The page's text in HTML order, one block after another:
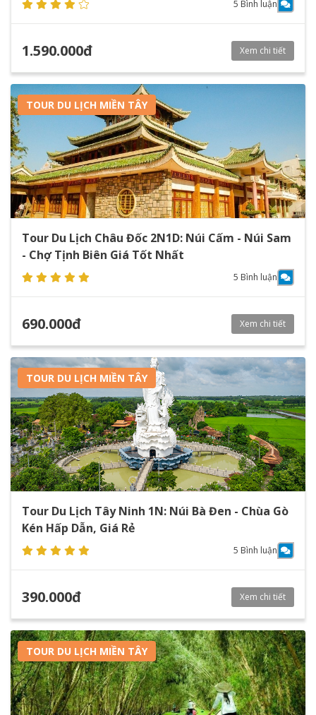
5 Bình luận
1.590.000đ Xem chi tiết
TOUR DU LỊCH MIỀN TÂY
Tour Du Lịch Châu Đốc 2N1D: Núi Cấm - Núi Sam
- Chợ Tịnh Biên Giá Tốt Nhất
5 Bình luận
690.000đ Xem chi tiết
TOUR DU LỊCH MIỀN TÂY
Tour Du Lịch Tây Ninh 1N: Núi Bà Đen - Chùa Gò
Kén Hấp Dẫn, Giá Rẻ
5 Bình luận
390.000đ Xem chi tiết
TOUR DU LỊCH MIỀN TÂY